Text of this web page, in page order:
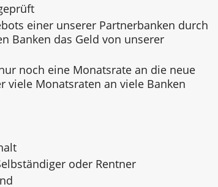
einer unserer Partnerbanken durch
Banken das Geld von unserer
noch eine Monatsrate an die neue
viele Monatsraten an viele Banken
oder Rentner